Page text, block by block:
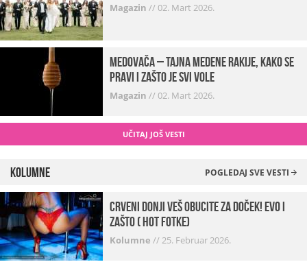
Magazin //02. Mart 2026.
Medovača – tajna medene rakije, kako se
pravi i zašto je svi vole
Magazin //02. Mart 2026.
UČITAJ JOŠ VESTI
Kolumne POGLEDAJ SVE VESTI
Crveni donji veš obucite za doček! Evo i
zašto ( hot fotke)
Kolumne //25. Februar 2026.